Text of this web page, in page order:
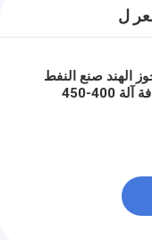
ل
الهند صنع النفط
الصحافة آلة 400-450